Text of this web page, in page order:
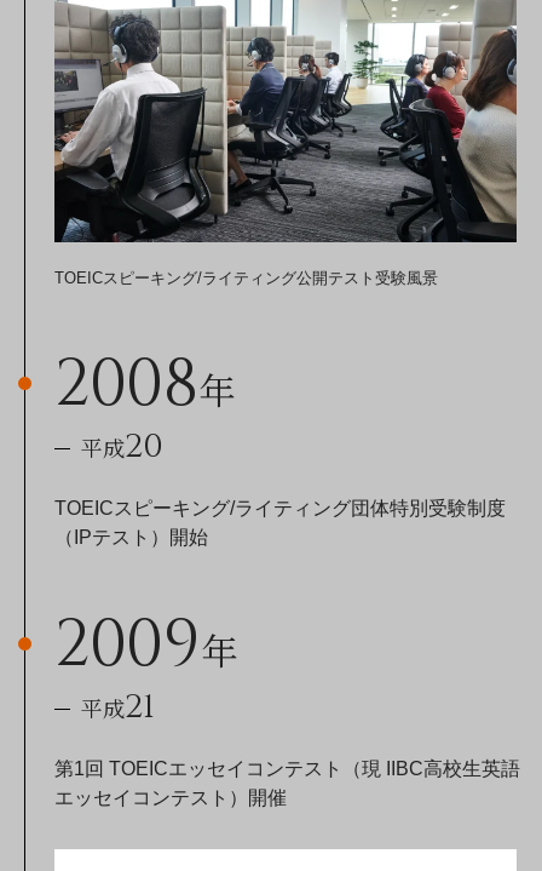
TOEICスピーキング/ライティング公開テスト受験風景
2008年
平成20
TOEICスピーキング/ライティング団体特別受験制度
（IPテスト）開始
2009年
平成21
第1回 TOEICエッセイコンテスト（現 IIBC高校生英語
エッセイコンテスト）開催